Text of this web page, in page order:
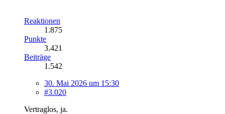
Reaktionen
1.875
Punkte
3.421
Beiträge
1.542
30. Mai 2026 um 15:30
#3.020
Vertraglos, ja.